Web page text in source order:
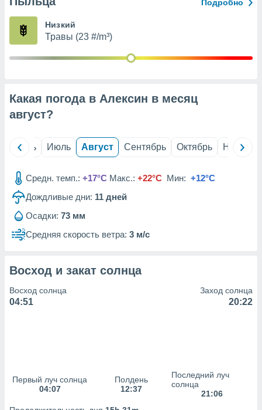
из
рекламы
сведения
Подробно
Низкий
Травы (23 #/m³)
Какая погода в Алексин в месяц
август?
Июнь Июль Август Сентябрь Октябрь Ноябрь
Средн. темп.: +17°C Макс.: +22°C Мин: +12°C
Дождливые дни: 11 дней
Осадки: 73 мм
Средняя скорость ветра: 3 м/с
Восход и закат солнца
Восход солнца
04:51
Заход солнца
20:22
Первый луч солнца
04:07
Полдень
12:37
Последний луч
солнца
21:06